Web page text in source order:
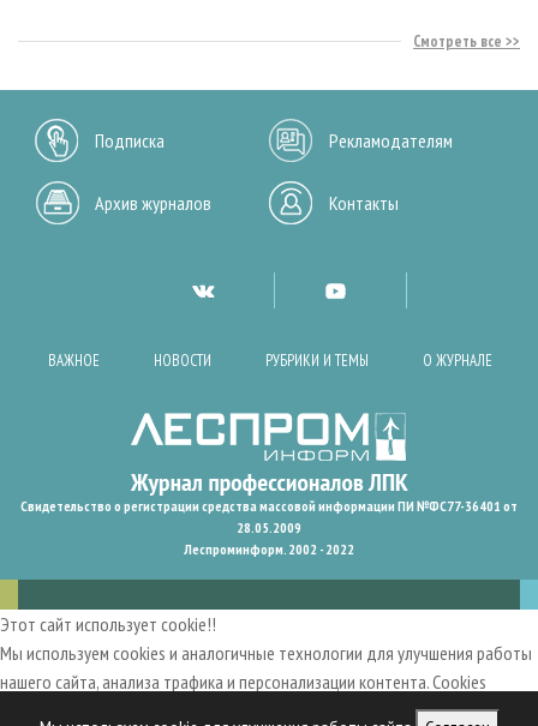
Смотреть все
Подписка Рекламодателям
Архив журналов Контакты
ВАЖНОЕ НОВОСТИ РУБРИКИ И ТЕМЫ О ЖУРНАЛЕ
Свидетельство о регистрации средства массовой информации ПИ №ФС77-36401 от
28.05.2009
Леспроминформ. 2002 - 2022
Этот сайт использует cookie!!
Мы используем cookies и аналогичные технологии для улучшения работы
нашего сайта, анализа трафика и персонализации контента. Cookies